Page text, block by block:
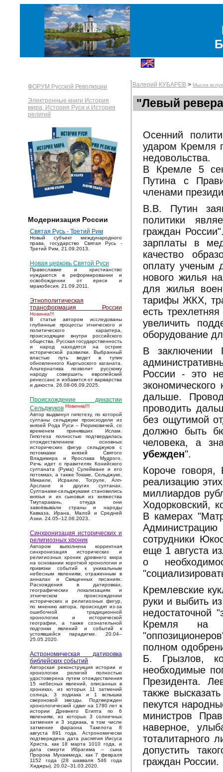
ФОРУМ Русской Революции
Электронные книги История
мира, История Руси и История
религий
Модернизация России
Святая Русь - Третий Рим
Новый субъект международного
права, государство Святая Русь -
Третий Рим, 21.09.2013.
Новая церковь Святой Руси
Православие и христианство
нуждаются в реформировании и
освобождении от ереси и
мракобесия. 21.09.2011.
Этнополитическая
трансформация России
Новинка!!!
В статье автором исследованы
глубинные процессы этнического и
политического характера,
происходящие внутри российского
общества. Русская государственность
и народ находятся на острие
исторической развилки. Выбранный
властью путь ведет в тупик
обновленного Кыргызского каганата.
Альтернатива позволит русскому
народу совершить европейский
ренессанс и избавится от варварства
и дикости. 26.08-06.09.2025.
Происхождение династии
Сельджуков Новинка!!!
Автор выдвинул гипотезу, по которой
султаны сельджуки происходили из
князей Рода Руси – Рюриковичей, со
временем принявших Ислам.
Гипотеза полностью подтвердилась
отождествлением основных
исторических фигур сельджуков с
потомками князей Святого
Владимира и Ярослава Мудрого.
Речь идет о правителях Конийского
султаната (Рума) Сулеймане и его
потомках, а также Токаке, Сельджуке,
Микаиле, Исраиле, Тогруле, Алп-
Арслане и других султанах.
Султанами-сельджуками становились
князья и их сыновья из княжества
Тмутаракань, откуда они
завоёвывали страны и народы
Кавказа, Ирана, Малой и Средней
Азии. 24.05–12.06.2023.
Синхронизация исторических и
религиозных хроник
Автором выполнена корректная
синхронизация исторических и
религиозных хроник древнего мира
на основании короткой хронологии и
привязки событий к уникальным
небесным явлениям, отраженным в
анналах и Священных писаниях.
Расхождения в датировках,
географических локализациях и
этническом происхождении
исторических и религиозных фигур,
по мнению автора, происходят из-за
ошибочной традиционной
хронологии и исторической
географии, а также сознательной
подгонки явлений и событий к
устоявшейся парадигме. 20.04–
25.05.2020.
Астрономическая датировка
библейских событий
Авторская реконструкция истории и
хронологии религий полностью
удостоверена путем отождествления
15 небесных явлений, описанных в
хрониках, из которых 11 затмений
солнца, 3 зодиака и 1 вспышка
сверхновой звезды. Подтвержден
хронологический сдвиг на 1780 лет в
истории Древнего Египта по 6
явлениям, из которых 3 солнечных
затмения и 3 зодиака, в том числе
затмение фараона Такелота 8
августа 891 года. Астрономически
подтверждена дата распятия Иисуса
Христа, как 18 марта 1010 года, и
дата смерти Ибрагима – сына
Пророка Мухаммеда, как 7 февраля
1152 года (28 шавваля 546 года
Хиджры). 20.02–31.03.2020.
Валерий КУБАРЕВ > Мысли вслух
"Левый
Осенний
ударом Кремля
недовольства.
В Кремле 5
Путина с
членами
В.В. Путин
политики
граждан
зарплаты в
качество
оплату ученым
нового жилья
для жилья
тарифы ЖКХ,
есть
увеличить
оборудование
В заключении
России - это
дальше.
проводить
без ощутимой
должно быть
человека, а
убежден".
Короче
реализацию
миллиардов
Ходорковский,
В камерах
сотрудники
еще 1 августа
о
Кремлевские
руки и выбить
недостаточной
Кремля на
полном
Б. Грызлов,
необходимые
Президента.
также
пекутся
министров
наверное,
тоталитарного
допустить
граждан России.